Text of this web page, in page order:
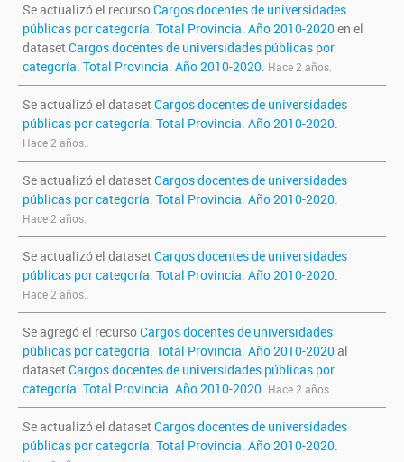
Se actualizó el recursoCargos docentes de universidades
públicas por categoría. Total Provincia. Año 2010-2020en el
dataset Cargos docentes de universidades públicas por
categoría. Total Provincia. Año 2010-2020. Hace 2 años.
Se actualizó el dataset Cargos docentes de universidades
públicas por categoría. Total Provincia. Año 2010-2020.
Hace 2 años.
Se actualizó el dataset Cargos docentes de universidades
públicas por categoría. Total Provincia. Año 2010-2020.
Hace 2 años.
Se actualizó el dataset Cargos docentes de universidades
públicas por categoría. Total Provincia. Año 2010-2020.
Hace 2 años.
Se agregó el recursoCargos docentes de universidades
públicas por categoría. Total Provincia. Año 2010-2020al
dataset Cargos docentes de universidades públicas por
categoría. Total Provincia. Año 2010-2020. Hace 2 años.
Se actualizó el dataset Cargos docentes de universidades
públicas por categoría. Total Provincia. Año 2010-2020.